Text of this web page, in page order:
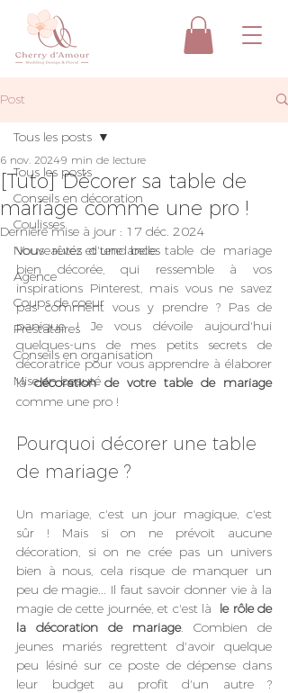
Post
Tous les posts
Conseils en décoration
Coulisses
Nouveautés et tendances
Agence
Coups de coeur
Prestataires
Conseils en organisation
Mise en beauté
Tous les posts
[Tuto] Décorer sa table de
mariage comme une pro !
6 nov. 20249 min de lecture
Dernière mise à jour : 17 déc. 2024
Vous rêvez d'une belle table de mariage
bien décorée, qui ressemble à vos
inspirations Pinterest, mais vous ne savez
pas comment vous y prendre ? Pas de
panique ! Je vous dévoile aujourd'hui
quelques-uns de mes petits secrets de
décoratrice pour vous apprendre à élaborer
la
décoration de votre table de mariage
comme une pro !
Pourquoi décorer une table
de mariage ?
Un mariage, c'est un jour magique, c'est
sûr ! Mais si on ne prévoit aucune
décoration, si on ne crée pas un univers
bien à nous, cela risque de manquer un
peu de magie... Il faut savoir donner vie à la
magie de cette journée, et c'est là le rôle de
la décoration de mariage. Combien de
jeunes mariés regrettent d'avoir quelque
peu lésiné sur ce poste de dépense dans
leur budget au profit d'un autre ?